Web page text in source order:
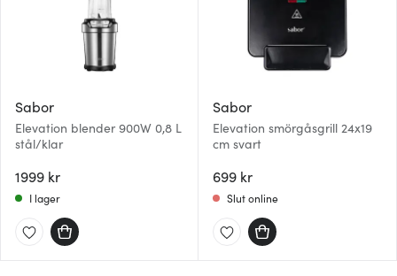
Sabor
Elevation blender 900W 0,8 L
stål/klar
1999 kr
I lager
Sabor
Elevation smörgåsgrill 24x19
cm svart
699 kr
Slut online